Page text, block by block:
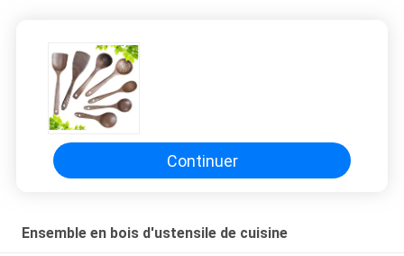
Continuer
Ensemble en bois d'ustensile de cuisine